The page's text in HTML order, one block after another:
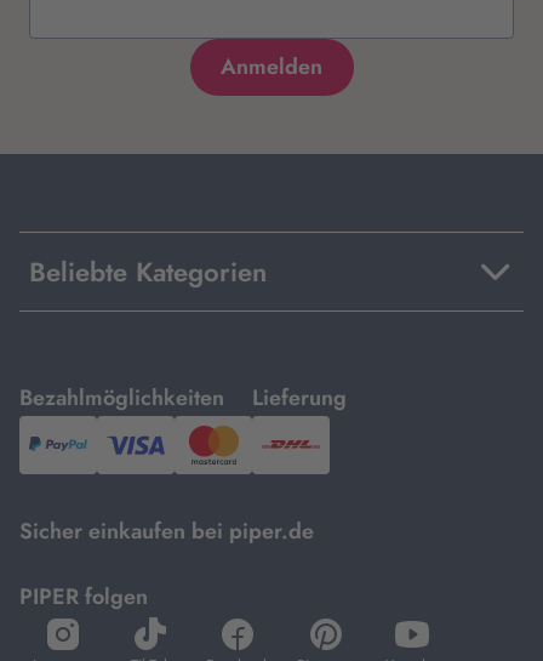
Beliebte Kategorien
Bezahlmöglichkeiten
mit
PayPal,Visa
und
Lieferung
mit
DHL.
Sicher einkaufen bei piper.de
PIPER folgen
öffnet
öffnet
öffnet
öffnet
öffnet